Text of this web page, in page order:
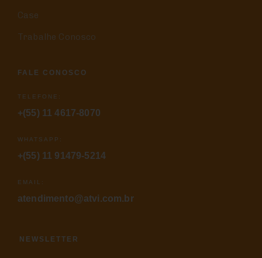
Case
Trabalhe Conosco
FALE CONOSCO
TELEFONE:
+(55) 11 4617-8070
WHATSAPP:
+(55) 11 91479-5214
EMAIL:
atendimento@atvi.com.br
NEWSLETTER